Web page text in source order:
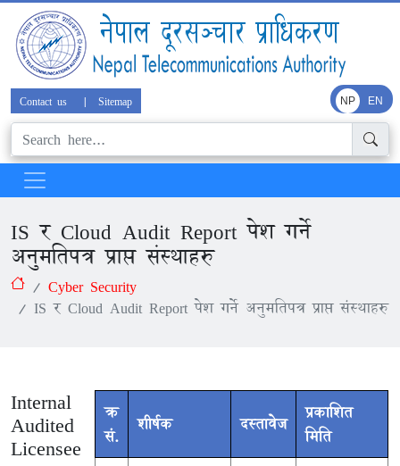
Contact us | Sitemap NP EN
IS र Cloud Audit Report पेश गर्ने
अनुमतिपत्र प्राप्त संस्थाहरु
Cyber Security
IS र Cloud Audit Report पेश गर्ने अनुमतिपत्र प्राप्त संस्थाहरु
Internal
Audited
Licensee
क्र
सं.
शीर्षक दस्तावेज
प्रकाशित
मिति